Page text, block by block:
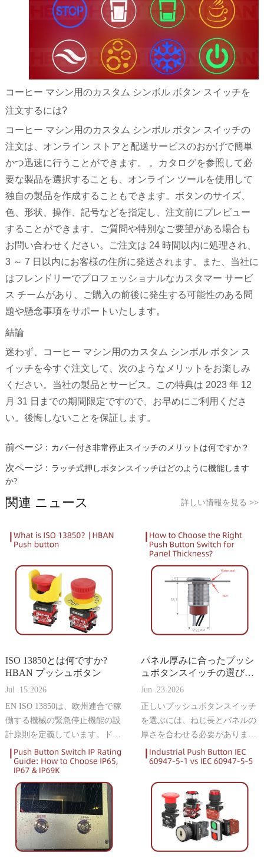
コーヒー マシン用のカスタム シンボル ボタン スイッチを
注文するには?
コーヒー マシン用のカスタム シンボル ボタン スイッチの
注文は、オンライン ストアと配送サービスのおかげで簡単
かつ迅速に行うことができます。 。カタログを参照して必
要な製品を選択することも、オンライン ツールを使用して
独自の製品を作成することもできます。ボタンのサイズ、
色、形状、操作、記号などを指定し、注文前にプレビュー
することができます。ご質問や特別なご要望がある場合も
お問い合わせください。ご注文は 24 時間以内に処理され、
3 ～ 7 日以内にお客様の住所に発送されます。また、当社に
はフレンドリーでプロフェッショナルなカスタマー サービ
ス チームがあり、ご購入の前後に発生する可能性のある問
題や懸念事項をサポートいたします。
結論
迷わず、コーヒー マシン用のカスタム シンボル ボタン ス
イッチを今すぐ注文して、次のようなメリットをお楽しみ
ください。当社の製品とサービス。この特典は 2023 年 12
月 31 日までの期間限定ですので、お早めにご利用くださ
い。後悔しないことを保証します。
前ページ : カバー付き非常停止スイッチのメリットは何ですか？
次ページ : ラッチ式押しボタンスイッチはどのように機能します
か?
関連 ニュース 詳しい情報を見る>>
ISO 13850とは何ですか?
HBAN プッシュボタン
Jul .15.2026
EN ISO 13850は、欧州連合で稼
働する機械の緊急停止機能の設
計原則を定義しています。ドイ
ツおよびEU市場をターゲット
とする製造業者にとって、この
械安全承認、信頼性の高い危険
軽減のために不可欠です。本ガ
イドでは、緊急停止システムに
関連する主要な要件、技術的考
慮事項、一般的なコンプライア
パネル厚みに合ったプッシ
ュボタンスイッチの選び方 |
HBAN プッシュボタン
Jun .23.2026
正しいプッシュボタンスイッチ
を選ぶには、ねじ長とパネルの
厚さを合わせる必要がありま
す。このガイドでは、設置トラ
ブルを防ぎ、確実な取り付けを
適切なモデルの選択方法を説明
します。